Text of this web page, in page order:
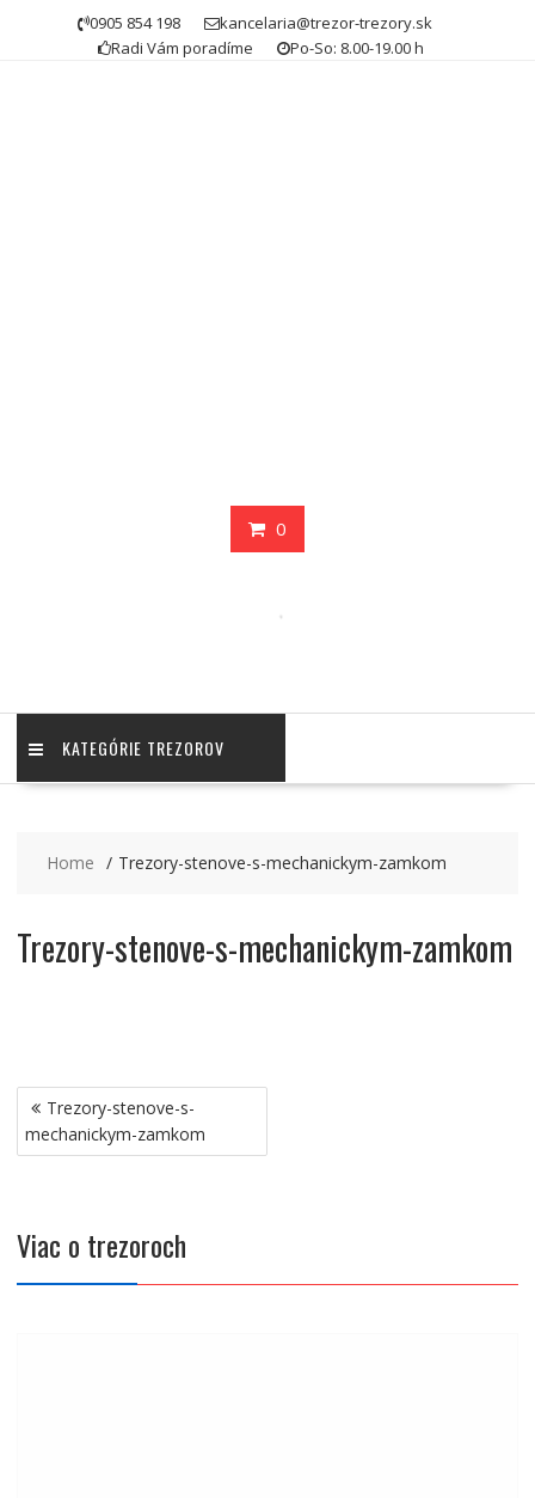
0905 854 198
kancelaria@trezor-trezory.sk
Radi Vám poradíme
Po-So: 8.00-19.00 h
0
KATEGÓRIE TREZOROV
Home Trezory-stenove-s-mechanickym-zamkom
Trezory-stenove-s-mechanickym-zamkom
Navigácia
v
článku
Trezory-stenove-s-
mechanickym-zamkom
Viac o trezoroch